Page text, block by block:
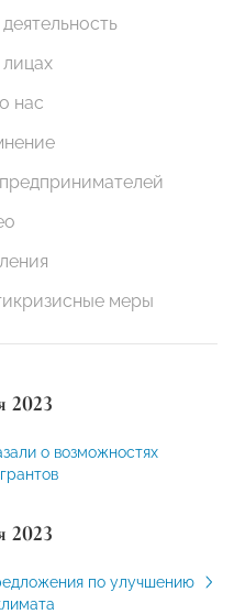
нас
меры
2023
о возможностях
2023
по улучшению